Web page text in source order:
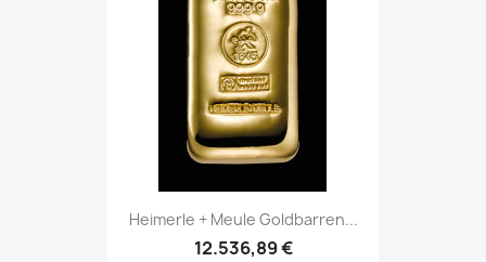
Heimerle + Meule Goldbarren...
12.536,89 €